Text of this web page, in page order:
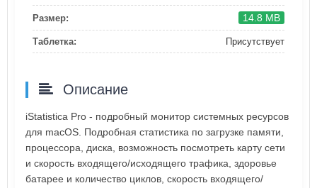
Размер: 14.8 MB
Таблетка: Присутствует
Описание
iStatistica Pro - подробный монитор системных ресурсов
для macOS. Подробная статистика по загрузке памяти,
процессора, диска, возможность посмотреть карту сети
и скорость входящего/исходящего трафика, здоровье
батарее и количество циклов, скорость входящего/